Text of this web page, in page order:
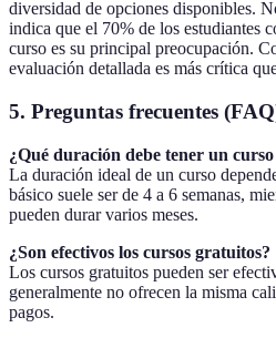
diversidad de opciones disponibles.
indica que el 70% de los estudiantes
curso es su principal preocupación.
evaluación detallada es más crítica
5. Preguntas frecuentes
¿Qué duración debe tener un
La duración ideal de un curso
básico suele ser de 4 a 6 semanas,
pueden durar varios meses.
¿Son efectivos los cursos gratuitos?
Los cursos gratuitos pueden ser
generalmente no ofrecen la misma
pagos.